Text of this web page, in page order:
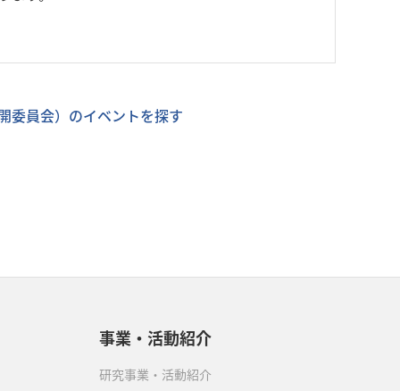
委員会）のイベントを探す
事業・活動紹介
研究事業・活動紹介